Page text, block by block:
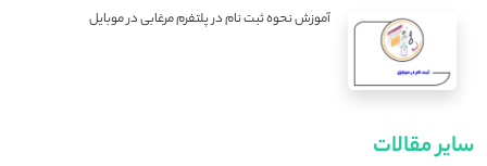
آموزش نحوه ثبت نام در پلتفرم مرغابی در موبایل
سایر مقالات